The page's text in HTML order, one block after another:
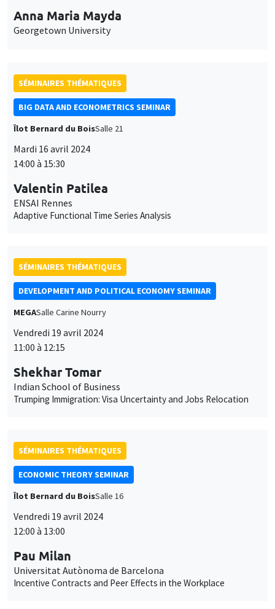
Anna Maria Mayda
Georgetown University
SÉMINAIRES THÉMATIQUES
BIG DATA AND ECONOMETRICS SEMINAR
Îlot Bernard du BoisSalle 21
Mardi 16 avril 2024
14:00 à 15:30
Valentin Patilea
ENSAI Rennes
Adaptive Functional Time Series Analysis
SÉMINAIRES THÉMATIQUES
DEVELOPMENT AND POLITICAL ECONOMY SEMINAR
MEGASalle Carine Nourry
Vendredi 19 avril 2024
11:00 à 12:15
Shekhar Tomar
Indian School of Business
Trumping Immigration: Visa Uncertainty and Jobs Relocation
SÉMINAIRES THÉMATIQUES
ECONOMIC THEORY SEMINAR
Îlot Bernard du BoisSalle 16
Vendredi 19 avril 2024
12:00 à 13:00
Pau Milan
Universitat Autònoma de Barcelona
Incentive Contracts and Peer Effects in the Workplace
Utilisation
des
données
personnelles
des
cookies
fonctionnement, analyser la fréquentation du site et proposer des
contenus multimédias. Vous êtes libre d’accepter, de refuser ou de
modifié à tout moment depuis le lien « Gestion des cookies »
accessible en bas de page. Pour en savoir plus, consultez notre
politique de confidentialité.